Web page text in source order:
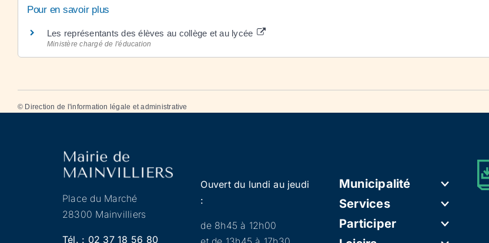
Pour en savoir plus
Les représentants des élèves au collège et au lycée
Ministère chargé de l'éducation
© Direction de l'information légale et administrative
Place du Marché
28300 Mainvilliers
Tél. : 02 37 18 56 80
Ouvert du lundi au jeudi
:
de 8h45 à 12h00
Municipalité
Services
Participer